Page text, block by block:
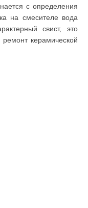
с определения
на смесителе вода
свист, это
керамической